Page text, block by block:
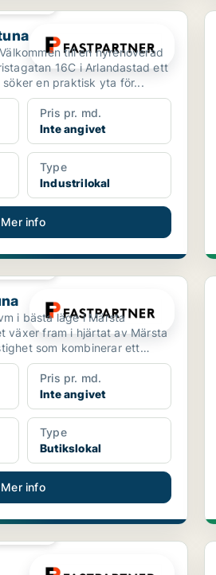
till en nyrenoverad
16C i Arlandastad ett
en praktisk yta för...
Pris pr. md.
Inte angivet
Type
Industrilokal
Mer info
i bästa läge i Märsta
växer fram i hjärtat av Märsta
som kombinerar ett
Pris pr. md.
Inte angivet
Type
Butikslokal
Mer info